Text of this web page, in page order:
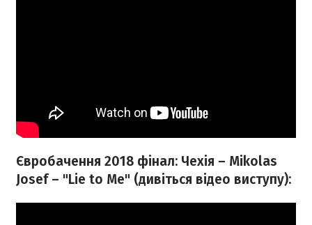
Євробачення 2018 фінал: Чехія – Mikolas
Josef – "Lie to Me" (дивіться відео виступу):